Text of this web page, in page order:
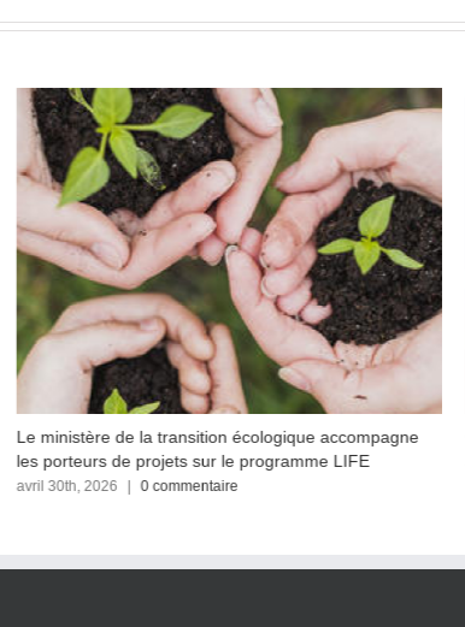
Le ministère de la transition écologique accompagne
les porteurs de projets sur le programme LIFE
avril 30th, 2026 0 commentaire